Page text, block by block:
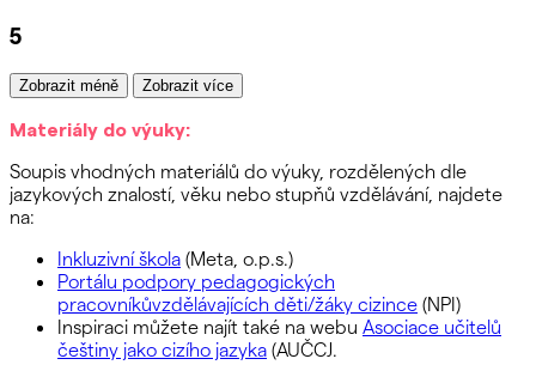
5
Zobrazit méně Zobrazit více
Materiály do výuky:
Soupis vhodných materiálů do výuky, rozdělených dle
jazykových znalostí, věku nebo stupňů vzdělávání, najdete
na:
Inkluzivní škola (Meta, o.p.s.)
Portálu podpory pedagogických
pracovníkůvzdělávajících děti/žáky cizince (NPI)
Inspiraci můžete najít také na webu Asociace učitelů
češtiny jako cizího jazyka (AUČCJ.